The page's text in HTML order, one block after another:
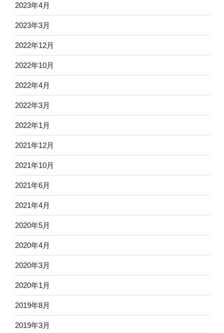
2023年4月
2023年3月
2022年12月
2022年10月
2022年4月
2022年3月
2022年1月
2021年12月
2021年10月
2021年6月
2021年4月
2020年5月
2020年4月
2020年3月
2020年1月
2019年8月
2019年3月